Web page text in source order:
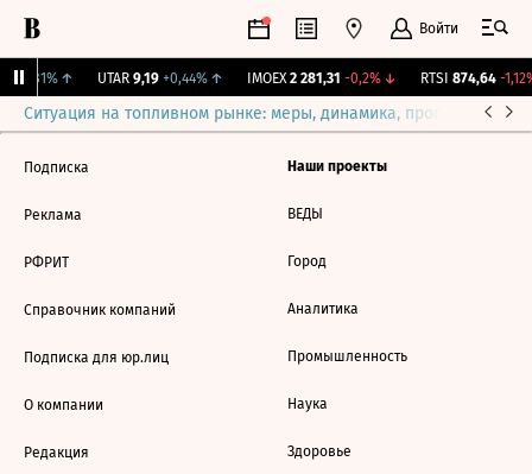
Войти
+1,81%↑ UTAR 9,19 +0,44%↑ IMOEX 2 281,31 -0,2%↓ RTSI 874,64 -1,12%
Ситуация на топливном рынке: меры, динамика, прогнозы
Подписка
Реклама
РФРИТ
Справочник компаний
Подписка для юр.лиц
О компании
Редакция
Наши проекты
ВЕДЫ
Город
Аналитика
Промышленность
Наука
Здоровье